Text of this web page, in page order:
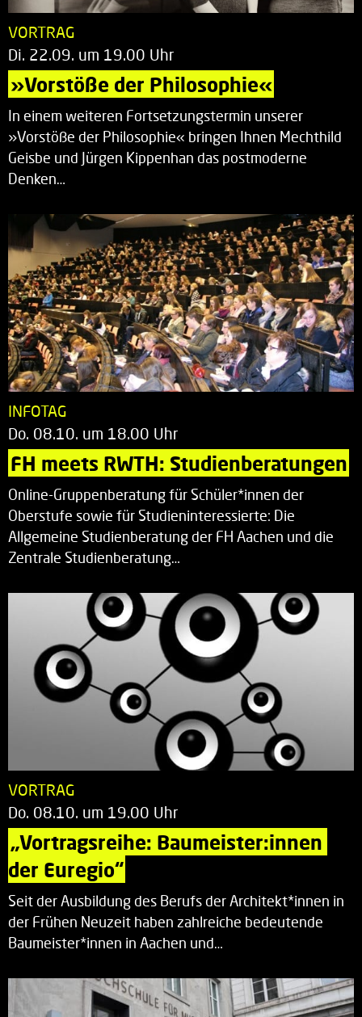
VORTRAG
Di. 22.09. um 19.00 Uhr
»Vorstöße der Philosophie«
In einem weiteren Fortsetzungstermin unserer
»Vorstöße der Philosophie« bringen Ihnen Mechthild
Geisbe und Jürgen Kippenhan das postmoderne
Denken…
INFOTAG
Do. 08.10. um 18.00 Uhr
FH meets RWTH: Studienberatungen
Online-Gruppenberatung für Schüler*innen der
Oberstufe sowie für Studieninteressierte: Die
Allgemeine Studienberatung der FH Aachen und die
Zentrale Studienberatung…
VORTRAG
Do. 08.10. um 19.00 Uhr
„Vortragsreihe: Baumeister:innen
der Euregio“
Seit der Ausbildung des Berufs der Architekt*innen in
der Frühen Neuzeit haben zahlreiche bedeutende
Baumeister*innen in Aachen und…